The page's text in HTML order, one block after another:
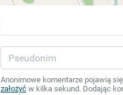
Anonimowe komentarze pojawią
założyćw kilka sekund. Dodając